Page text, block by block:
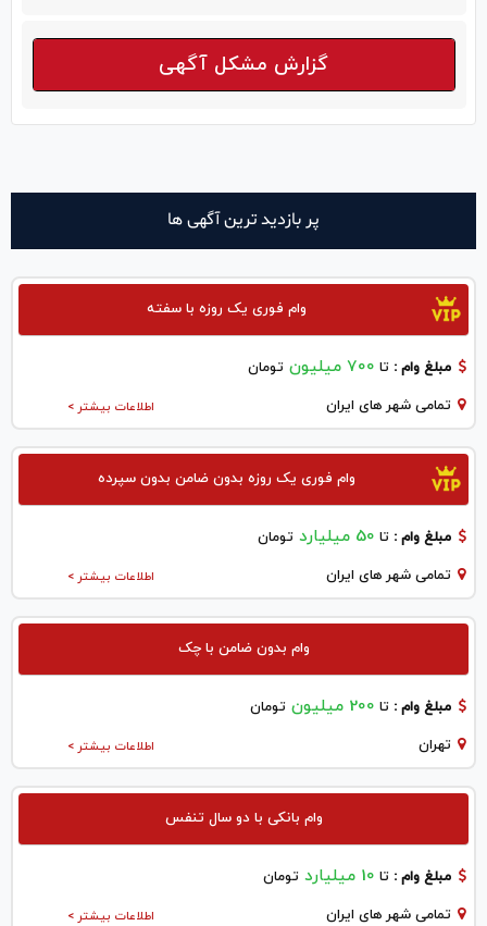
گزارش مشکل آگهی
پر بازدید ترین آگهی ها
وام فوری یک روزه با سفته
مبلغ وام : تا 700 میلیون تومان
اطلاعات بیشتر > تمامی شهر های ایران
وام فوری یک روزه بدون ضامن بدون سپرده
مبلغ وام : تا 50 میلیارد تومان
اطلاعات بیشتر > تمامی شهر های ایران
وام بدون ضامن با چک
مبلغ وام : تا 200 میلیون تومان
اطلاعات بیشتر > تهران
وام بانکی با دو سال تنفس
مبلغ وام : تا 10 میلیارد تومان
اطلاعات بیشتر > تمامی شهر های ایران